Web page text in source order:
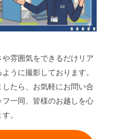
雰囲気をできるだけリア
うに撮影しております。
たら、お気軽にお問い合
一同、皆様のお越しを心
。